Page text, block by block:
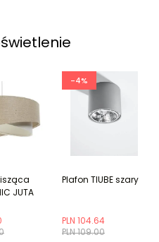
JUTA
szara
-4%
PLN 109.00
PLN 104.64
Plafon TIUBE szary